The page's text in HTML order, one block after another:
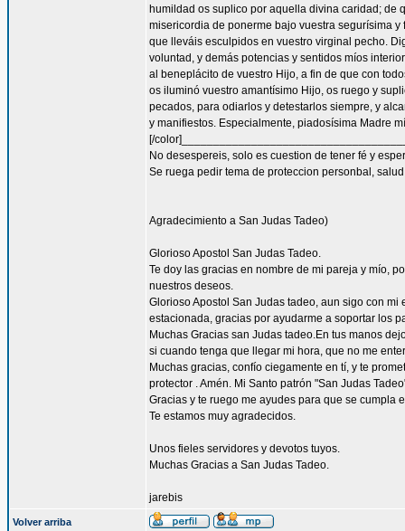
humildad os suplico por aquella divina caridad; de
misericordia de ponerme bajo vuestra segurísima
que lleváis esculpidos en vuestro virginal pecho.
voluntad, y demás potencias y sentidos míos
al beneplácito de vuestro Hijo, a fin de que con
os iluminó vuestro amantísimo Hijo, os ruego y
pecados, para odiarlos y detestarlos siempre, y
y manifiestos. Especialmente, piadosísima Madre
[/
No desespereis, solo es cuestion de tener fé y
Se ruega pedir tema de proteccion personbal,
Agradecimiento a San Judas Tadeo)
Glorioso Apostol San Judas Tadeo.
Te doy las gracias en nombre de mi pareja y mío,
nuestros deseos.
Glorioso Apostol San Judas tadeo, aun sigo con
estacionada, gracias por ayudarme a soportar los
Muchas Gracias san Judas tadeo.En tus manos
si cuando tenga que llegar mi hora, que no me
Muchas gracias, confío ciegamente en tí, y te
protector . Amén. Mi Santo patrón "San Judas
Gracias y te ruego me ayudes para que se cumpla
Te estamos muy agradecidos.
Unos fieles servidores y devotos tuyos.
Muchas Gracias a San Judas Tadeo.
jarebis
Volver arriba